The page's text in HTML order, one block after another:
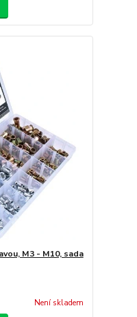
M3 - M10, sada
Není skladem